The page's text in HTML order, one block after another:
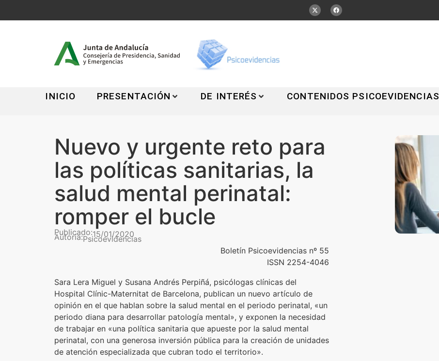
INICIO PRESENTACIÓN DE INTERÉS CONTENIDOS PSICOEVIDENCIAS
Nuevo y urgente reto para
las políticas sanitarias, la
salud mental perinatal:
romper el bucle
Publicado:15/01/2020
Autoría:Psicoevidencias
Boletín Psicoevidencias nº 55
ISSN 2254-4046
Sara Lera Miguel y Susana Andrés Perpiñá, psicólogas clínicas del
Hospital Clínic-Maternitat de Barcelona, publican un nuevo artículo de
opinión en el que hablan sobre la salud mental en el periodo perinatal, «un
periodo diana para desarrollar patología mental», y exponen la necesidad
de trabajar en «una política sanitaria que apueste por la salud mental
perinatal, con una generosa inversión pública para la creación de unidades
de atención especializada que cubran todo el territorio».